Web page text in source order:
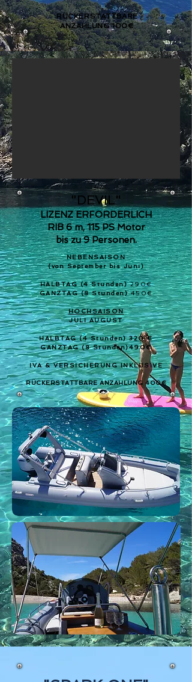
RÜCKERSTATTBARE
ANZAHLUNG 100€
​"DEVIL"
LIZENZ ERFORDERLICH
RIB 6 m, 115 PS Motor
bis zu 9 Personen.
NEBENSAISON
(von September bis Juni)
HALBTAG (4 Stunden)290€
GANZTAG (8 Stunden)450€
HOCHSAISON
JULI AUGUST
HALBTAG (4 Stunden) 320 €
GANZTAG (8 Stunden)490€
IVA & VERSICHERUNG INKLUSIVE
RÜCKERSTATTBARE ANZAHLUNG 400€